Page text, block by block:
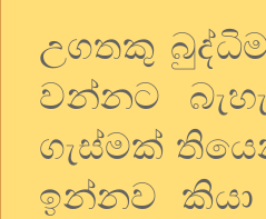
උගතකු
වන්නට
ගැස්මක්
ඉන්නව